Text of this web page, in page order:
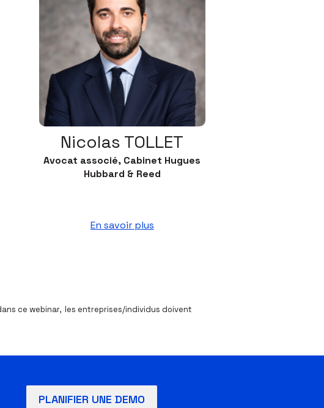
Nicolas TOLLET
Avocat associé, Cabinet Hugues
Hubbard & Reed
En savoir plus
ce webinar, les entreprises/individus doivent
PLANIFIER UNE DEMO